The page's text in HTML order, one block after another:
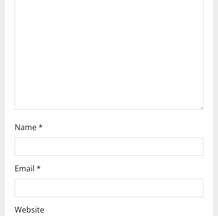
Name*
Email *
Website